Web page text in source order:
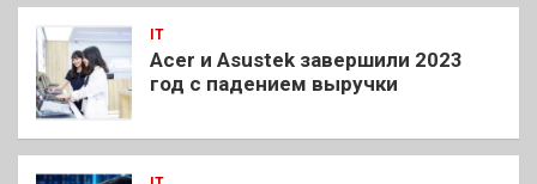
IT
Acer и Asustek завершили 2023
год с падением выручки